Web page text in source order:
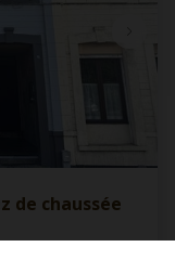
de chaussée